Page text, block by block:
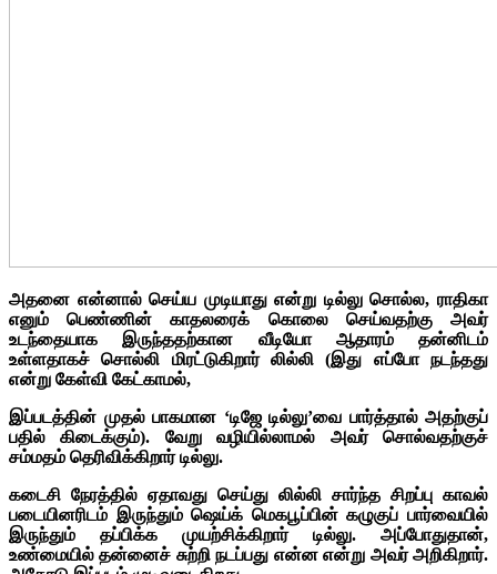
அதனை என்னால் செய்ய முடியாது என்று டில்லு சொல்ல, ராதிகா
எனும் பெண்ணின் காதலரைக் கொலை செய்வதற்கு அவர்
உடந்தையாக இருந்ததற்கான வீடியோ ஆதாரம் தன்னிடம்
உள்ளதாகச் சொல்லி மிரட்டுகிறார் லில்லி (இது எப்போ நடந்தது
என்று கேள்வி கேட்காமல்,
இப்படத்தின் முதல் பாகமான ‘டிஜே டில்லு’வை பார்த்தால் அதற்குப்
பதில் கிடைக்கும்). வேறு வழியில்லாமல் அவர் சொல்வதற்குச்
சம்மதம் தெரிவிக்கிறார் டில்லு.
கடைசி நேரத்தில் ஏதாவது செய்து லில்லி சார்ந்த சிறப்பு காவல்
படையினரிடம் இருந்தும் ஷெய்க் மெகபூப்பின் கழுகுப் பார்வையில்
இருந்தும் தப்பிக்க முயற்சிக்கிறார் டில்லு. அப்போதுதான்,
உண்மையில் தன்னைச் சுற்றி நடப்பது என்ன என்று அவர் அறிகிறார்.